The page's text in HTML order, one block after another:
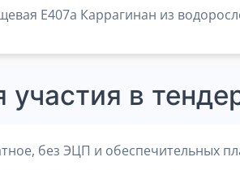
Е407а Каррагинан из
участия в
без ЭЦП и обеспечительных